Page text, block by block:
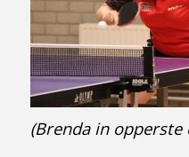
(Brenda in